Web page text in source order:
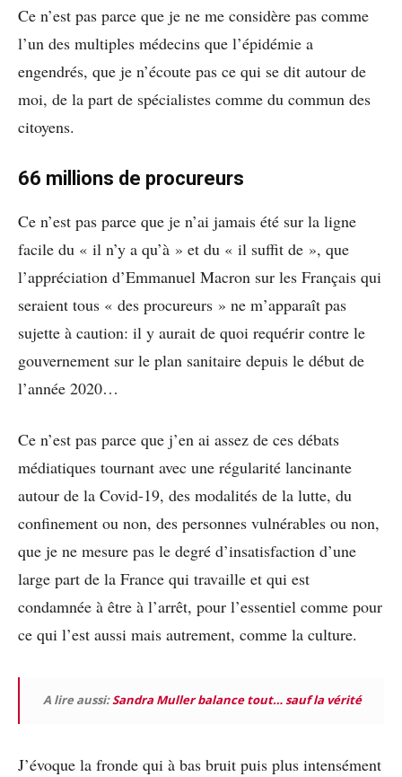
Ce n’est pas parce que je ne me considère pas comme
l’un des multiples médecins que l’épidémie a
engendrés, que je n’écoute pas ce qui se dit autour de
moi, de la part de spécialistes comme du commun des
citoyens.
66 millions de procureurs
Ce n’est pas parce que je n’ai jamais été sur la ligne
facile du « il n’y a qu’à » et du « il suffit de », que
l’appréciation d’Emmanuel Macron sur les Français qui
seraient tous « des procureurs » ne m’apparaît pas
sujette à caution: il y aurait de quoi requérir contre le
gouvernement sur le plan sanitaire depuis le début de
l’année 2020…
Ce n’est pas parce que j’en ai assez de ces débats
médiatiques tournant avec une régularité lancinante
autour de la Covid-19, des modalités de la lutte, du
confinement ou non, des personnes vulnérables ou non,
que je ne mesure pas le degré d’insatisfaction d’une
large part de la France qui travaille et qui est
condamnée à être à l’arrêt, pour l’essentiel comme pour
ce qui l’est aussi mais autrement, comme la culture.
A lire aussi:Sandra Muller balance tout… sauf la vérité
J’évoque la fronde qui à bas bruit puis plus intensément